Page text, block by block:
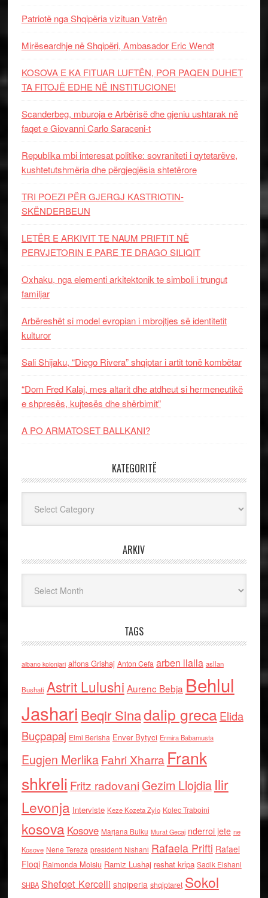
Patriotë nga Shqipëria vizituan Vatrën
Mirëseardhje në Shqipëri, Ambasador Eric Wendt
KOSOVA E KA FITUAR LUFTËN, POR PAQEN DUHET
TA FITOJË EDHE NË INSTITUCIONE!
Scanderbeg, mburoja e Arbërisë dhe gjeniu ushtarak në
faqet e Giovanni Carlo Saraceni-t
Republika mbi interesat politike: sovraniteti i qytetarëve,
kushtetutshmëria dhe përgjegjësia shtetërore
TRI POEZI PËR GJERGJ KASTRIOTIN-
SKËNDERBEUN
LETËR E ARKIVIT TE NAUM PRIFTIT NË
PERVJETORIN E PARE TE DRAGO SILIQIT
Oxhaku, nga elementi arkitektonik te simboli i trungut
familjar
Arbëreshët si model evropian i mbrojtjes së identitetit
kulturor
Sali Shijaku, “Diego Rivera” shqiptar i artit tonë kombëtar
“Dom Fred Kalaj, mes altarit dhe atdheut si hermeneutikë
e shpresës, kujtesës dhe shërbimit”
A PO ARMATOSET BALLKANI?
KATEGORITË
ARKIV
TAGS
albano kolonjari alfons Grishaj Anton Cefa arben llalla asllan
Bushati Astrit Lulushi Aurenc Bebja Behlul
Jashari Beqir Sinadalip grecaElida
Buçpapaj Elmi Berisha Enver Bytyci Ermira Babamusta
Eugjen MerlikaFahri Xharra Frank
shkreli Fritz radovaniGezim Llojdia Ilir
Levonja Interviste Keze Kozeta Zylo Kolec Traboini
kosova Kosove Marjana Bulku Murat Gecaj nderroi jete ne
Kosove Nene Tereza presidenti Nishani Rafaela Prifti Rafael
Floqi Raimonda Moisiu Ramiz Lushaj reshat kripa Sadik Elshani
SHBA Shefqet Kercelli shqiperia shqiptaret Sokol